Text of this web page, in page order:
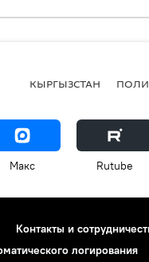
КЫРГЫЗСТАН
Макс Rutube
Контакты и
логирования